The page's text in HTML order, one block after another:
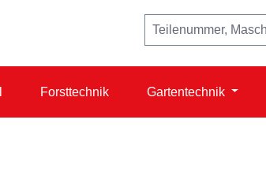
Forsttechnik Gartentechnik